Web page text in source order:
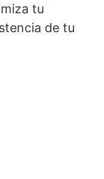
tu
de tu